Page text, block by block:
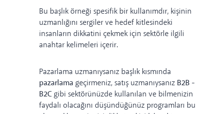
Bu başlık örneği spesifik bir kullanımdır, kişinin
uzmanlığını sergiler ve hedef kitlesindeki
insanların dikkatini çekmek için sektörle ilgili
anahtar kelimeleri içerir.
Pazarlama uzmanıysanız başlık kısmında
pazarlama geçirmeniz, satış uzmanıysanız B2B -
B2Cgibi sektörünüzde kullanılan ve bilmenizin
faydalı olacağını düşündüğünüz programları bu